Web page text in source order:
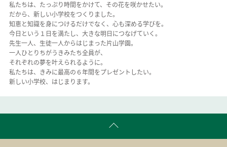
私たちは、たっぷり時間をかけて、その花を咲かせたい。
だから、新しい小学校をつくりました。
知恵と知識を身につけるだけでなく、心も深める学びを。
今日という１日を満たし、大きな明日につなげていく。
先生一人、生徒一人からはじまった片山学園。
一人ひとりちがうきみたち全員が、
それぞれの夢を叶えられるように。
私たちは、きみに最高の６年間をプレゼントしたい。
新しい小学校、はじまります。